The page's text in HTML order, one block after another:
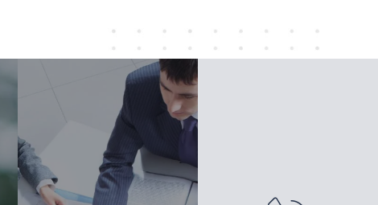
REC
Aggre
gator
เพิ่มผลตอบแทน
จากโรงไฟฟ้า
พลังสะอาดของ
Consu
lting